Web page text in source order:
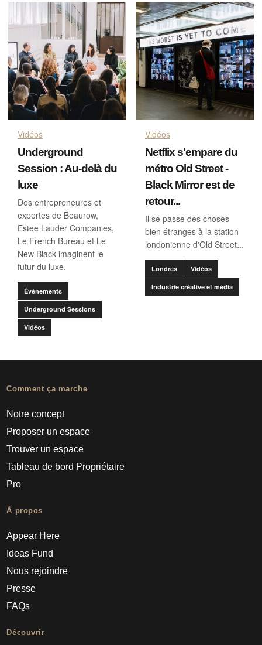
Vidéos
Underground
Session : Au-delà du
luxe
Des entrepreneures et
expertes de Beaurow,
Estee Lauder Companies,
Le French Bureau et Le
New Black imaginent le
futur du luxe.
Événements
Underground Sessions
Vidéos
Vidéos
Netflix s'empare du
métro Old Street -
Black Mirror est de
retour...
Il se passe des choses
bien étranges à la station
londonienne d'Old Street...
Londres Vidéos
Industrie créative et média
Comment ça marche
Notre concept
Proposer un espace
Trouver un espace
Tableau de bord Propriétaire
Pro
À propos
Appear Here
Ideas Fund
Nous rejoindre
Presse
FAQs
Découvrir